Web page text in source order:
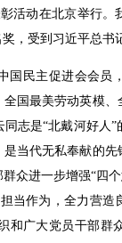
动在北京举行。
，受到习近平总书
民主促进会会员
国最美劳动英模
志是“北戴河好人
当代无私奉献的
众进一步增强“四
当作为，全力营造
和广大党员干部群